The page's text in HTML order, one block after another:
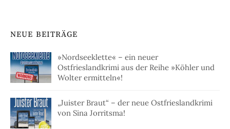
NEUE BEITRÄGE
»Nordseeklette« – ein neuer
Ostfrieslandkrimi aus der Reihe »Köhler und
Wolter ermitteln«!
„Juister Braut“ – der neue Ostfrieslandkrimi
von Sina Jorritsma!